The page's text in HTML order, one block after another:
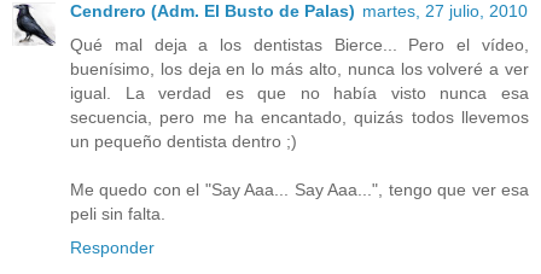
Cendrero (Adm. El Busto de Palas) martes, 27 julio, 2010
Qué mal deja a los dentistas Bierce... Pero el vídeo,
buenísimo, los deja en lo más alto, nunca los volveré a ver
igual. La verdad es que no había visto nunca esa
secuencia, pero me ha encantado, quizás todos llevemos
un pequeño dentista dentro ;)
Me quedo con el "Say Aaa... Say Aaa...", tengo que ver esa
peli sin falta.
Responder